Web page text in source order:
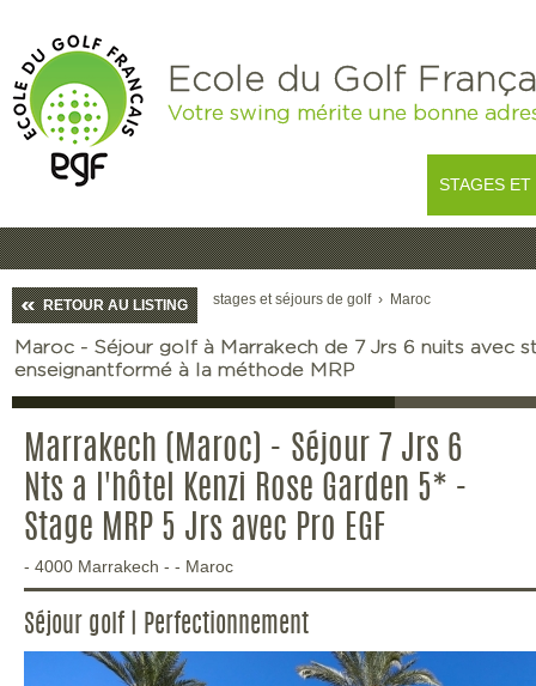
Ecole du Golf
Votre swing mérite une bonne
STAGES
RETOUR AU LISTING stages et séjours de golf › Maroc
Maroc - Séjour golf à Marrakech de 7 Jrs 6 nuits avec
enseignantformé à la méthode MRP
Marrakech (Maroc) - Séjour 7 Jrs 6
Nts a l'hôtel Kenzi Rose Garden 5* -
Stage MRP 5 Jrs avec Pro EGF
- 4000 Marrakech - - Maroc
Séjour golf | Perfectionnement